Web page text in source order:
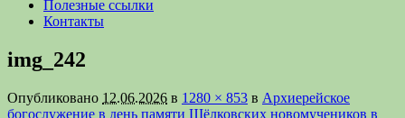
Полезные ссылки
Контакты
img_242
Опубликовано 12.06.2026 в 1280 × 853 в Архиерейское
богослужение в день памяти Щёлковских новомучеников в